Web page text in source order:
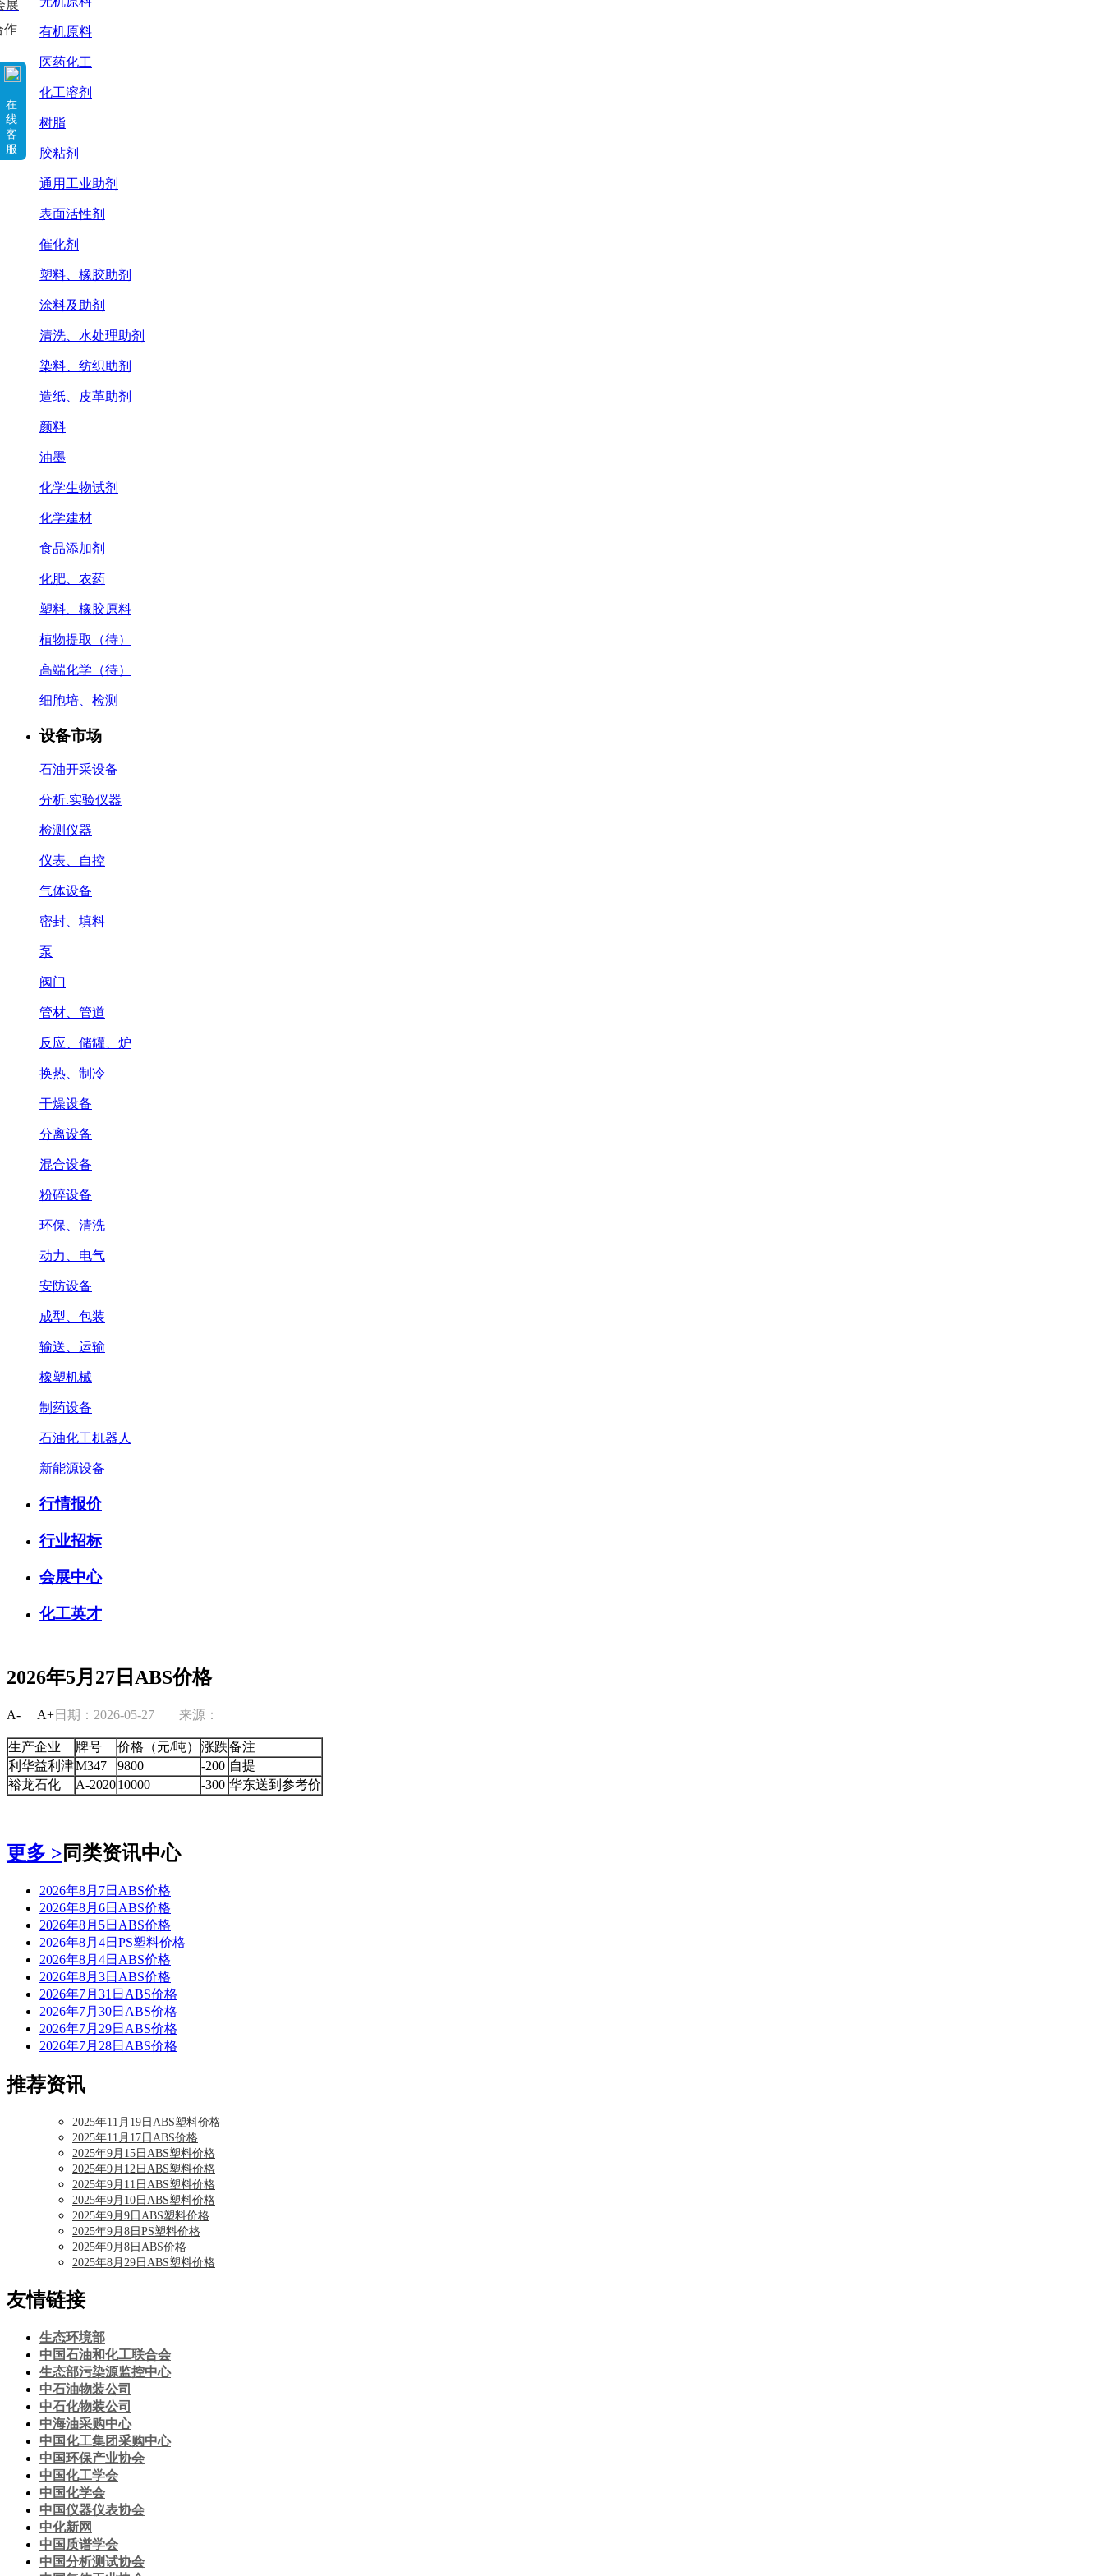
有机原料
医药化工
化工溶剂
树脂
胶粘剂
通用工业助剂
表面活性剂
催化剂
塑料、橡胶助剂
涂料及助剂
清洗、水处理助剂
染料、纺织助剂
造纸、皮革助剂
颜料
油墨
化学生物试剂
化学建材
食品添加剂
化肥、农药
塑料、橡胶原料
植物提取（待）
高端化学（待）
细胞培、检测
设备市场
石油开采设备
分析.实验仪器
检测仪器
仪表、自控
气体设备
密封、填料
泵
阀门
管材、管道
反应、储罐、炉
换热、制冷
干燥设备
分离设备
混合设备
粉碎设备
环保、清洗
动力、电气
安防设备
成型、包装
输送、运输
橡塑机械
制药设备
石油化工机器人
新能源设备
行情报价
行业招标
会展中心
化工英才
展
作
在
线
客
服
2026年5月27日ABS价格
A- A+日期：2026-05-27 来源：
生产企业 牌号 价格（元/吨） 涨跌备注
利华益利津M347 9800 -200 自提
裕龙石化
A-202010000 -300 华东送到参考价
更多 >同类资讯中心
2026年8月7日ABS价格
2026年8月6日ABS价格
2026年8月5日ABS价格
2026年8月4日PS塑料价格
2026年8月4日ABS价格
2026年8月3日ABS价格
2026年7月31日ABS价格
2026年7月30日ABS价格
2026年7月29日ABS价格
2026年7月28日ABS价格
推荐资讯
2025年11月19日ABS塑料价格
2025年11月17日ABS价格
2025年9月15日ABS塑料价格
2025年9月12日ABS塑料价格
2025年9月11日ABS塑料价格
2025年9月10日ABS塑料价格
2025年9月9日ABS塑料价格
2025年9月8日PS塑料价格
2025年9月8日ABS价格
2025年8月29日ABS塑料价格
友情链接
生态环境部
中国石油和化工联合会
生态部污染源监控中心
中石油物装公司
中石化物装公司
中海油采购中心
中国化工集团采购中心
中国环保产业协会
中国化工学会
中国化学会
中国仪器仪表协会
中化新网
中国质谱学会
中国分析测试协会